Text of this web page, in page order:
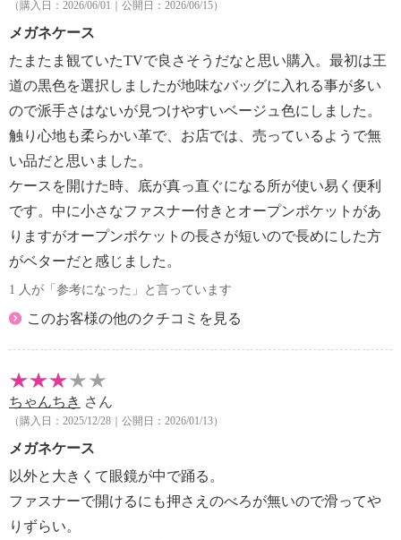
（購入日：2026/06/01｜公開日：2026/06/15）
メガネケース
たまたま観ていたTVで良さそうだなと思い購入。最初は王
道の黒色を選択しましたが地味なバッグに入れる事が多い
ので派手さはないが見つけやすいベージュ色にしました。
触り心地も柔らかい革で、お店では、売っているようで無
い品だと思いました。
ケースを開けた時、底が真っ直ぐになる所が使い易く便利
です。中に小さなファスナー付きとオープンポケットがあ
りますがオープンポケットの長さが短いので長めにした方
がベターだと感じました。
1 人が「参考になった」と言っています
このお客様の他のクチコミを見る
ちゃんちき さん
（購入日：2025/12/28｜公開日：2026/01/13）
メガネケース
以外と大きくて眼鏡が中で踊る。
ファスナーで開けるにも押さえのべろが無いので滑ってや
りずらい。